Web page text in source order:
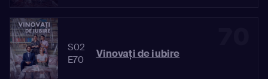
S02
E70
Vinovaţi de iubire